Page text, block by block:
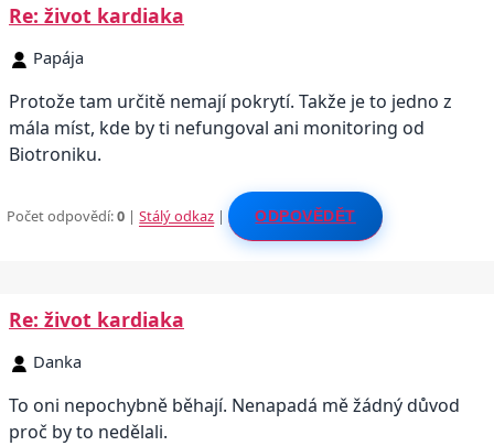
Re: život kardiaka
Papája
Protože tam určitě nemají pokrytí. Takže je to jedno z
mála míst, kde by ti nefungoval ani monitoring od
Biotroniku.
Počet odpovědí:0 |Stálý odkaz | ODPOVĚDĚT
Re: život kardiaka
Danka
To oni nepochybně běhají. Nenapadá mě žádný důvod
proč by to nedělali.